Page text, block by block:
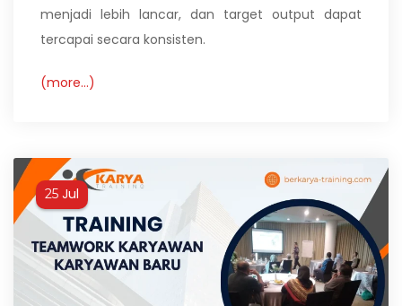
menjadi lebih lancar, dan target output dapat
tercapai secara konsisten.
(more…)
25 Jul